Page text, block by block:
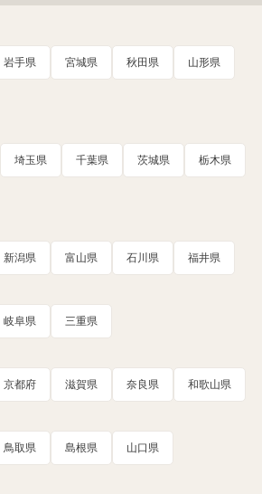
岩手県 宮城県 秋田県 山形県
埼玉県 千葉県 茨城県 栃木県
新潟県 富山県 石川県 福井県
岐阜県 三重県
京都府 滋賀県 奈良県 和歌山県
鳥取県 島根県 山口県